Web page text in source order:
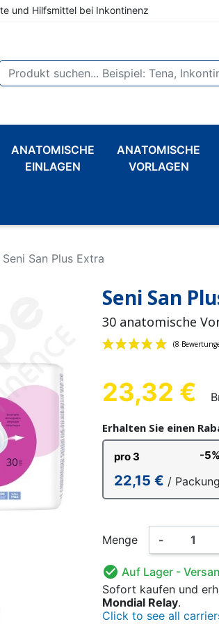
und Hilfsmittel bei Inkontinenz
ANATOMISCHE
EINLAGEN
ANATOMISCHE
VORLAGEN
FIXIERHOSEN
EINMALHANDSCHUHE
UND
FLÄCHENDESINFEKTION
PVC-UNTERHOSEN FÜR
KINDER
KINDER
FÜR KINDER
Seni San Plus Extra
Seni San
30 anatomische
23,32 €
Erhalten Sie einen
pro 3 -5%
22,15 € / Packung
Menge -
 Auf Lager -
Sofort kaufen und
Mondial Relay.
Click to see all